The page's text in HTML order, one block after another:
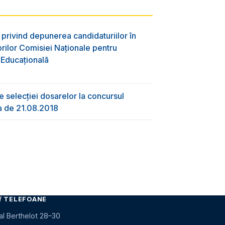
depunerea candidaturiilor în
Comisiei Naționale pentru
selecției dosarelor la concursul
de 21.08.2018
TELEFOANE
Berthelot 28–30